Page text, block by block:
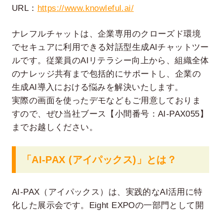
URL： https://www.knowleful.ai/
ナレフルチャットは、企業専用のクローズド環境
でセキュアに利用できる対話型生成AIチャットツー
ルです。従業員のAIリテラシー向上から、組織全体
のナレッジ共有まで包括的にサポートし、企業の
生成AI導入における悩みを解決いたします。
実際の画面を使ったデモなどもご用意しておりま
すので、ぜひ当社ブース【小間番号：AI-PAX055】
までお越しください。
「AI-PAX (アイパックス)」とは？
AI-PAX（アイパックス）は、実践的なAI活用に特
化した展示会です。Eight EXPOの一部門として開